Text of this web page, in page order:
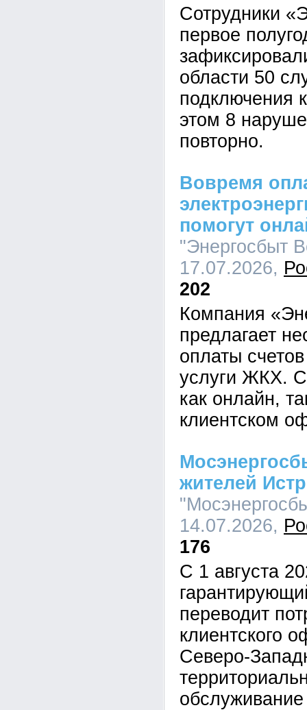
Сотрудники
первое
области 50
подключения
этом 8
повторно.
Вовремя
помогут
"Энергосбыт
17.07.2026,
202
Компания
предлагает
оплаты
услуги ЖКХ.
как онлайн,
клиентском
жителей
14.07.2026,
176
С 1 августа
переводит
клиентского
Северо-